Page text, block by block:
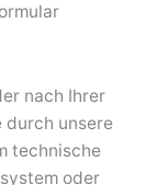
nach Ihrer
durch unsere
technische
oder